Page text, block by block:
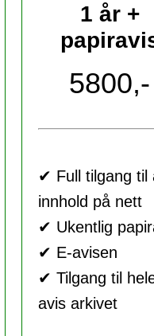
1 år +
5800,-
✔ Full tilgang til
innhold på nett
✔ Ukentlig
✔ E-avisen
✔ Tilgang til
avis arkivet